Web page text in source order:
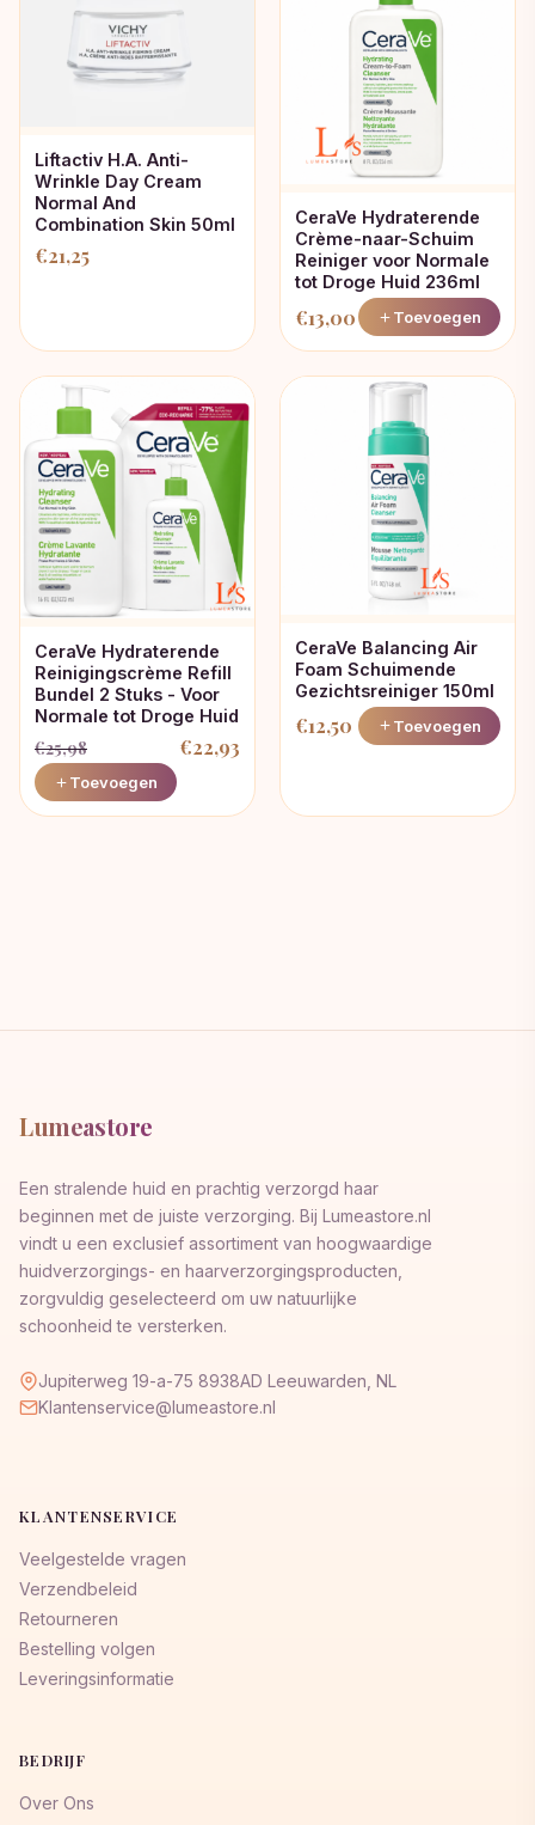
Liftactiv H.A. Anti-
Wrinkle Day Cream
Normal And
Combination Skin 50ml
€21,25
CeraVe Hydraterende
Crème-naar-Schuim
Reiniger voor Normale
tot Droge Huid 236ml
€13,00 Toevoegen
CeraVe Hydraterende
Reinigingscrème Refill
Bundel 2 Stuks - Voor
Normale tot Droge Huid
€25,98
Oorspronkelijke
prijs
€22,93
Huidige
prijs
Toevoegen
CeraVe Balancing Air
Foam Schuimende
Gezichtsreiniger 150ml
€12,50 Toevoegen
Lumeastore
Een stralende huid en prachtig verzorgd haar
beginnen met de juiste verzorging. Bij Lumeastore.nl
vindt u een exclusief assortiment van hoogwaardige
huidverzorgings- en haarverzorgingsproducten,
zorgvuldig geselecteerd om uw natuurlijke
schoonheid te versterken.
Jupiterweg 19-a-75 8938AD Leeuwarden, NL
Klantenservice@lumeastore.nl
KLANTENSERVICE
Veelgestelde vragen
Verzendbeleid
Retourneren
Bestelling volgen
Leveringsinformatie
BEDRIJF
Over Ons